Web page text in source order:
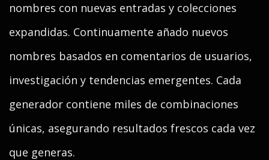
nombres con nuevas entradas y colecciones
expandidas. Continuamente añado nuevos
nombres basados en comentarios de usuarios,
investigación y tendencias emergentes. Cada
generador contiene miles de combinaciones
únicas, asegurando resultados frescos cada vez
que generas.